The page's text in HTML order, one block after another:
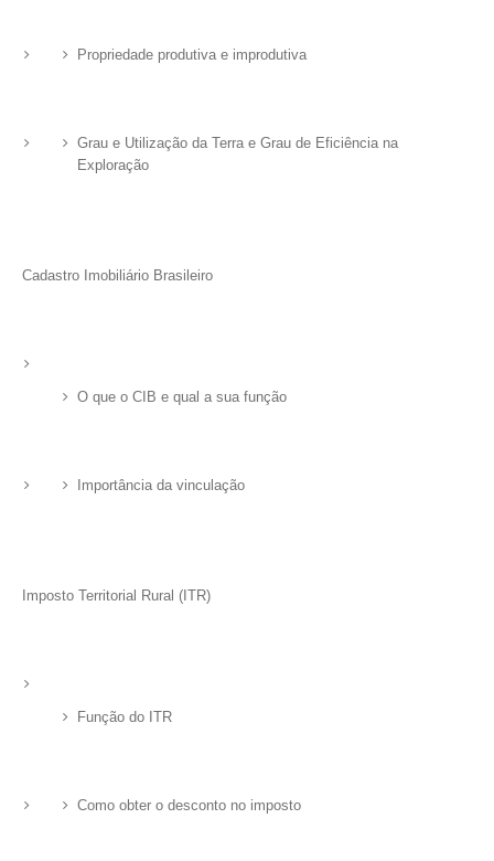
Propriedade produtiva e improdutiva
Grau e Utilização da Terra e Grau de Eficiência na
Exploração
Cadastro Imobiliário Brasileiro
O que o CIB e qual a sua função
Importância da vinculação
Imposto Territorial Rural (ITR)
Função do ITR
Como obter o desconto no imposto